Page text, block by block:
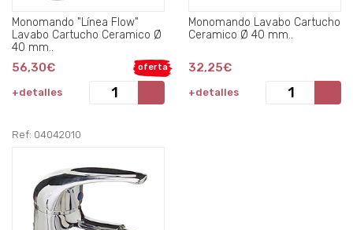
Monomando "Línea Flow"
Lavabo Cartucho Ceramico Ø
40 mm..
oferta
56,30€
+detalles
Monomando Lavabo Cartucho
Ceramico Ø 40 mm..
32,25€
+detalles
Ref: 04042010